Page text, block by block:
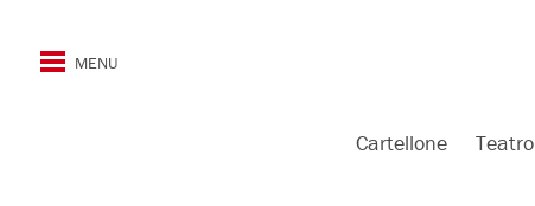
Cartellone Teatro